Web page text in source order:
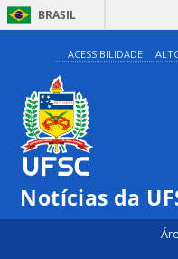
BRASIL
ACESSIBILIDADE
Notícias da